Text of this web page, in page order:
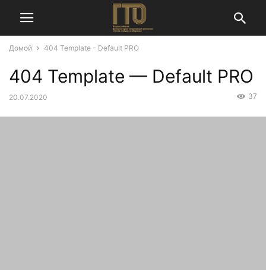
Домой 404 Template - Default PRO
404 Template — Default PRO
20.07.2020 37